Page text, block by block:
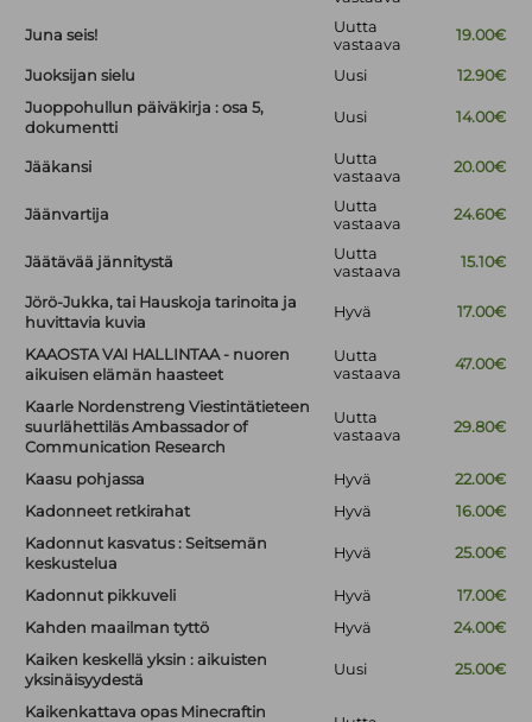
Juna seis!
Uutta
vastaava
19.00€
Juoksijan sielu Uusi
12.90€
Juoppohullun päiväkirja : osa 5,
dokumentti
Uusi 14.00€
Jääkansi
Uutta
vastaava
20.00€
Jäänvartija
Uutta
vastaava
24.60€
Jäätävää jännitystä
Uutta
vastaava
15.10€
Jörö-Jukka, tai Hauskoja tarinoita ja
huvittavia kuvia
Hyvä 17.00€
KAAOSTA VAI HALLINTAA - nuoren
aikuisen elämän haasteet
Uutta
vastaava
47.00€
Kaarle Nordenstreng Viestintätieteen
suurlähettiläs Ambassador of
Communication Research
Uutta
vastaava
29.80€
Kaasu pohjassa Hyvä
22.00€
Kadonneet retkirahat
Hyvä
16.00€
Kadonnut kasvatus : Seitsemän
keskustelua
Hyvä 25.00€
Kadonnut pikkuveli Hyvä
17.00€
Kahden maailman tyttö
Hyvä
24.00€
Kaiken keskellä yksin : aikuisten
yksinäisyydestä
Uusi 25.00€
Kaikenkattava opas Minecraftin